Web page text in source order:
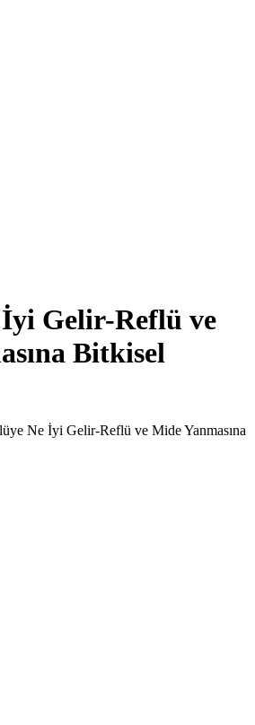
Gelir-Reflü ve
Bitkisel
Ne İyi Gelir-Reflü ve Mide Yanmasına